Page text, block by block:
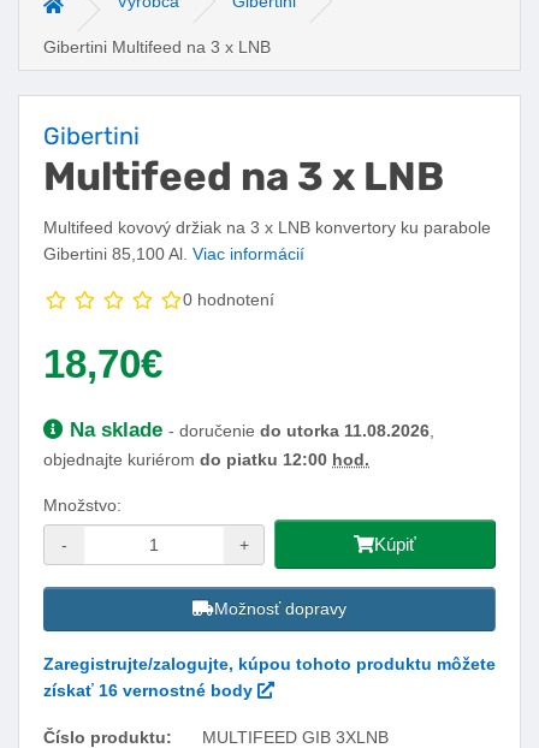
Hlavná stránka
Gibertini Multifeed na 3 x LNB
Gibertini
Multifeed na 3 x LNB
Multifeed kovový držiak na 3 x LNB konvertory ku parabole
Gibertini 85,100 Al. Viac informácií
0 hodnotení
18,70€
Dostupnosť:
Na sklade - doručenie do utorka 11.08.2026
objednajte kuriérom do piatku 12:00 hod.
Množstvo:
- + Kúpiť
Možnosť dopravy
Zaregistrujte/zalogujte, kúpou tohoto produktu môžete
získať 16 vernostné body
Číslo produktu:
MULTIFEED GIB 3XLNB